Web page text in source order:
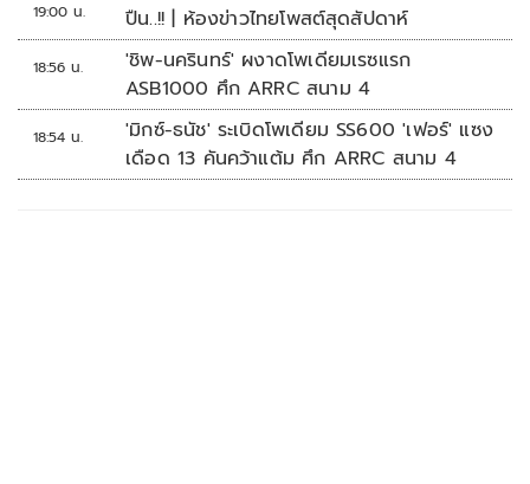
19:00 น. ปืน..!! | ห้องข่าวไทยโพสต์สุดสัปดาห์
18:56 น.
'ชิพ-นครินทร์' ผงาดโพเดียมเรซแรก
ASB1000 ศึก ARRC สนาม 4
18:54 น.
'มิกซ์-ธนัช' ระเบิดโพเดียม SS600 'เฟอร์' แซง
เดือด 13 คันคว้าแต้ม ศึก ARRC สนาม 4